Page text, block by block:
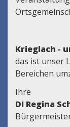
Krieglach -
das ist unser
Bereichen
Ihre
DI Regina